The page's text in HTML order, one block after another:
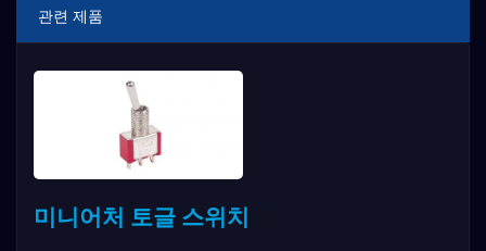
관련 제품
미니어처 토글 스위치